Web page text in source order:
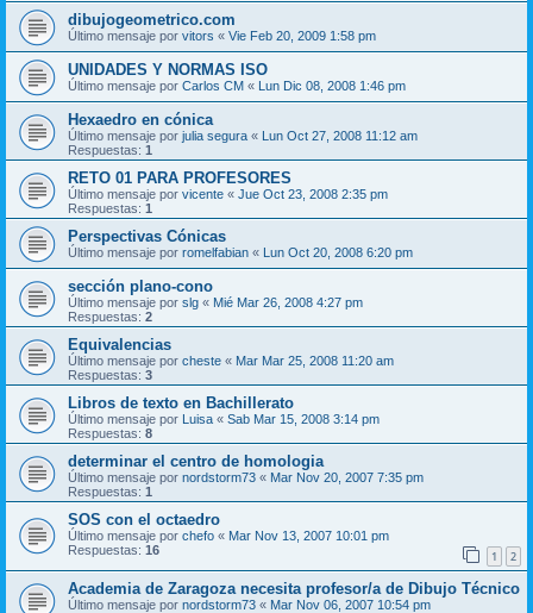
dibujogeometrico.com
Último mensaje por vitors « Vie Feb 20, 2009 1:58 pm
UNIDADES Y NORMAS ISO
Último mensaje por Carlos CM « Lun Dic 08, 2008 1:46 pm
Hexaedro en cónica
Último mensaje por julia segura « Lun Oct 27, 2008 11:12 am
Respuestas: 1
RETO 01 PARA PROFESORES
Último mensaje por vicente « Jue Oct 23, 2008 2:35 pm
Respuestas: 1
Perspectivas Cónicas
Último mensaje por romelfabian « Lun Oct 20, 2008 6:20 pm
sección plano-cono
Último mensaje por slg « Mié Mar 26, 2008 4:27 pm
Respuestas: 2
Equivalencias
Último mensaje por cheste « Mar Mar 25, 2008 11:20 am
Respuestas: 3
Libros de texto en Bachillerato
Último mensaje por Luisa « Sab Mar 15, 2008 3:14 pm
Respuestas: 8
determinar el centro de homologia
Último mensaje por nordstorm73 « Mar Nov 20, 2007 7:35 pm
Respuestas: 1
SOS con el octaedro
Último mensaje por chefo « Mar Nov 13, 2007 10:01 pm
Respuestas: 16 1 2
Academia de Zaragoza necesita profesor/a de Dibujo Técnico
Último mensaje por nordstorm73 « Mar Nov 06, 2007 10:54 pm